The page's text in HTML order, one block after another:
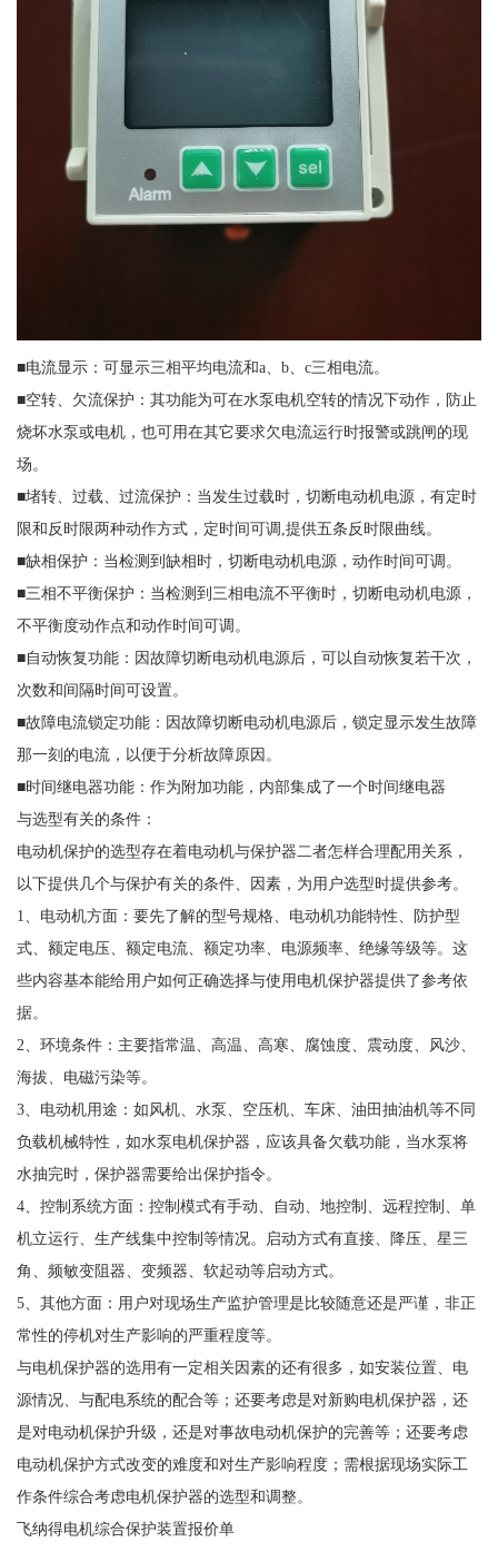
■电流显示：可显示三相平均电流和a、b、c三相电流。
■空转、欠流保护：其功能为可在水泵电机空转的情况下动作，防止
烧坏水泵或电机，也可用在其它要求欠电流运行时报警或跳闸的现
场。
■堵转、过载、过流保护：当发生过载时，切断电动机电源，有定时
限和反时限两种动作方式，定时间可调,提供五条反时限曲线。
■缺相保护：当检测到缺相时，切断电动机电源，动作时间可调。
■三相不平衡保护：当检测到三相电流不平衡时，切断电动机电源，
不平衡度动作点和动作时间可调。
■自动恢复功能：因故障切断电动机电源后，可以自动恢复若干次，
次数和间隔时间可设置。
■故障电流锁定功能：因故障切断电动机电源后，锁定显示发生故障
那一刻的电流，以便于分析故障原因。
■时间继电器功能：作为附加功能，内部集成了一个时间继电器
与选型有关的条件：
电动机保护的选型存在着电动机与保护器二者怎样合理配用关系，
以下提供几个与保护有关的条件、因素，为用户选型时提供参考。
1、电动机方面：要先了解的型号规格、电动机功能特性、防护型
式、额定电压、额定电流、额定功率、电源频率、绝缘等级等。这
些内容基本能给用户如何正确选择与使用电机保护器提供了参考依
据。
2、环境条件：主要指常温、高温、高寒、腐蚀度、震动度、风沙、
海拔、电磁污染等。
3、电动机用途：如风机、水泵、空压机、车床、油田抽油机等不同
负载机械特性，如水泵电机保护器，应该具备欠载功能，当水泵将
水抽完时，保护器需要给出保护指令。
4、控制系统方面：控制模式有手动、自动、地控制、远程控制、单
机立运行、生产线集中控制等情况。启动方式有直接、降压、星三
角、频敏变阻器、变频器、软起动等启动方式。
5、其他方面：用户对现场生产监护管理是比较随意还是严谨，非正
常性的停机对生产影响的严重程度等。
与电机保护器的选用有一定相关因素的还有很多，如安装位置、电
源情况、与配电系统的配合等；还要考虑是对新购电机保护器，还
是对电动机保护升级，还是对事故电动机保护的完善等；还要考虑
电动机保护方式改变的难度和对生产影响程度；需根据现场实际工
作条件综合考虑电机保护器的选型和调整。
飞纳得电机综合保护装置报价单